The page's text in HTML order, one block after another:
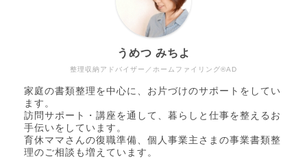
整理収納アドバイザー／ホームファイリング®AD
うめつ みちよ
家庭の書類整理を中心に、お片づけのサポートをしてい
ます。
訪問サポート・講座を通して、暮らしと仕事を整えるお
手伝いをしています。
育休ママさんの復職準備、個人事業主さまの事業書類整
理のご相談も増えています。